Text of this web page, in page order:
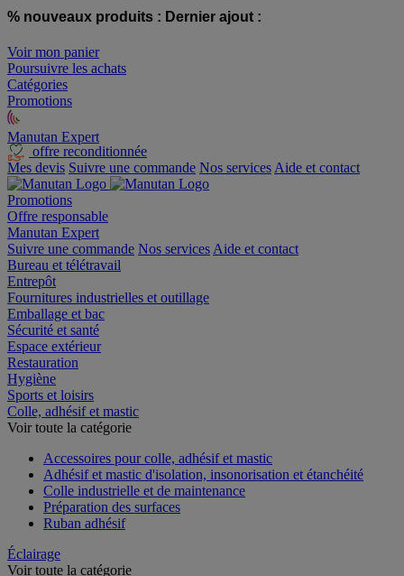
% nouveaux produits : Dernier ajout :
Voir mon panier
Poursuivre les achats
Catégories
Promotions
Manutan Expert
offre reconditionnée
Mes devis Suivre une commande Nos services Aide et contact
Promotions
Offre responsable
Manutan Expert
Suivre une commande Nos services Aide et contact
Bureau et télétravail
Entrepôt
Fournitures industrielles et outillage
Emballage et bac
Sécurité et santé
Espace extérieur
Restauration
Hygiène
Sports et loisirs
Colle, adhésif et mastic
Voir toute la catégorie
Accessoires pour colle, adhésif et mastic
Adhésif et mastic d'isolation, insonorisation et étanchéité
Colle industrielle et de maintenance
Préparation des surfaces
Ruban adhésif
Éclairage
Voir toute la catégorie